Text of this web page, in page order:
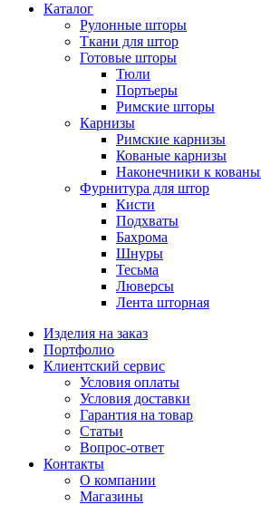
Каталог
Рулонные шторы
Ткани для штор
Готовые шторы
Тюли
Портьеры
Римские шторы
Карнизы
Римские карнизы
Кованые карнизы
Наконечники к
Фурнитура для штор
Кисти
Подхваты
Бахрома
Шнуры
Тесьма
Люверсы
Лента шторная
Изделия на заказ
Портфолио
Клиентский сервис
Условия оплаты
Условия доставки
Гарантия на товар
Статьи
Вопрос-ответ
Контакты
О компании
Магазины